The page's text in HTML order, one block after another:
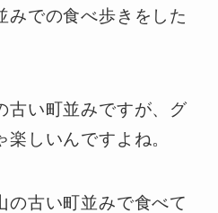
みでの食べ歩きをした
古い町並みですが、グ
しいんですよね。
の古い町並みで食べて